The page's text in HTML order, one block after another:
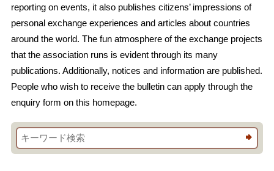
reporting on events, it also publishes citizens’ impressions of
personal exchange experiences and articles about countries
around the world. The fun atmosphere of the exchange projects
that the association runs is evident through its many
publications. Additionally, notices and information are published.
People who wish to receive the bulletin can apply through the
enquiry form on this homepage.